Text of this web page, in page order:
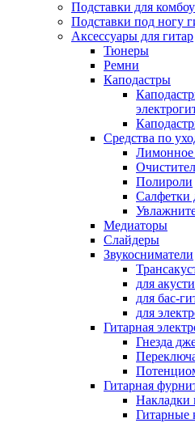
Подставки для
Подставки под ногу
Аксессуары для гитар
Тюнеры
Ремни
Каподастры
Средства по
Лимонное
Полироли
Салфетки
Медиаторы
Слайдеры
Звукосниматели
для
для бас-
для
Гитарная
Гнезда
Гитарная
Накладки
Гитарные